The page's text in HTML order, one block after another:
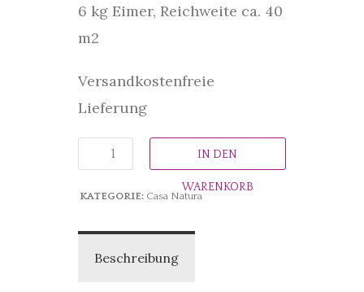
6 kg Eimer, Reichweite ca. 40
m2
Versandkostenfreie
Lieferung
IN DEN
WARENKORB
KATEGORIE: Casa Natura
Beschreibung